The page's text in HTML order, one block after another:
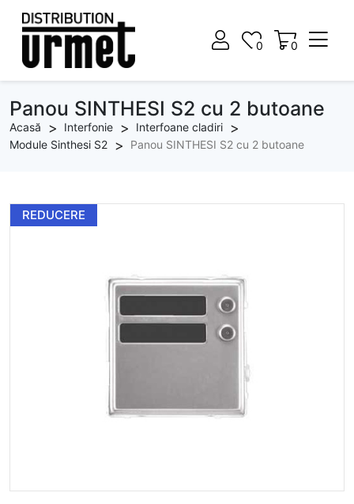
0
0 0
Panou SINTHESI S2 cu 2 butoane
Acasă Interfonie
Interfoane cladiri
Module Sinthesi S2
Panou SINTHESI S2 cu 2 butoane
REDUCERE